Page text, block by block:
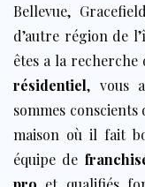
Bellevue,
d’autre région de
êtes a la recherche
résidentiel, vous
sommes
maison où il fait
équipe de